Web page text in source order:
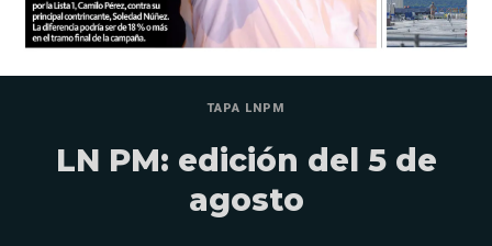
TAPA LNPM
LN PM: edición del 5 de
agosto